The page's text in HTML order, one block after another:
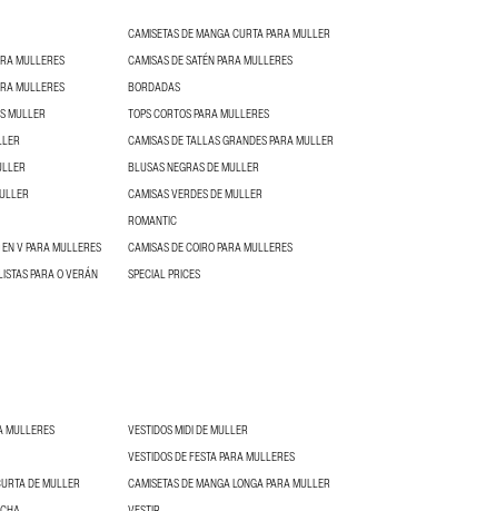
CAMISETAS DE MANGA CURTA PARA MULLER
MULLERES
CAMISAS DE SATÉN PARA MULLERES
MULLERES
BORDADAS
MULLER
TOPS CORTOS PARA MULLERES
CAMISAS DE TALLAS GRANDES PARA MULLER
BLUSAS NEGRAS DE MULLER
CAMISAS VERDES DE MULLER
ROMANTIC
V PARA MULLERES
CAMISAS DE COIRO PARA MULLERES
PARA O VERÁN
SPECIAL PRICES
MULLERES
VESTIDOS MIDI DE MULLER
VESTIDOS DE FESTA PARA MULLERES
DE MULLER
CAMISETAS DE MANGA LONGA PARA MULLER